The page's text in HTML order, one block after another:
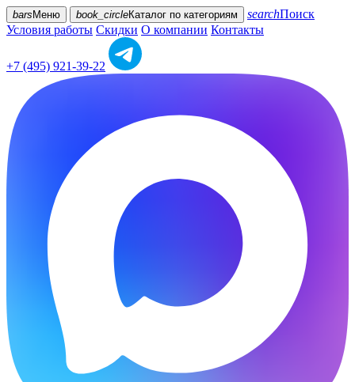
bars Меню book_circleКаталог по категориям searchПоиск
Условия работы Скидки О компании Контакты
+7 (495) 921-39-22